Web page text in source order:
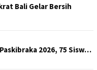
Bali Gelar Bersih
2026, 75 Sisw…